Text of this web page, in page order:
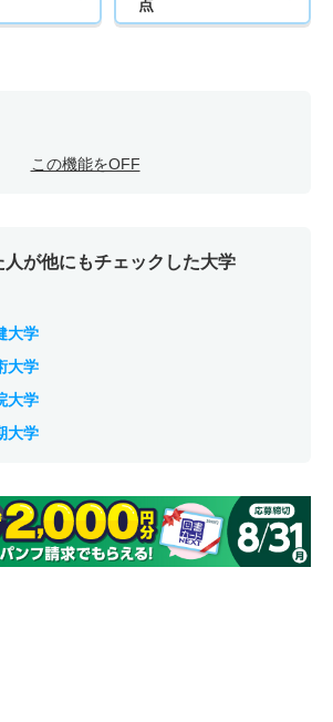
点
この機能をOFF
人が他にもチェックした大学
大学
大学
大学
大学